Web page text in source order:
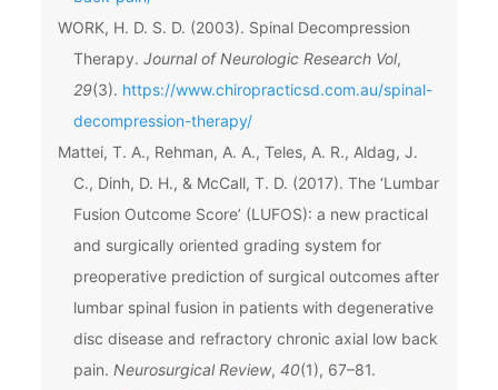
WORK, H. D. S. D. (2003). Spinal Decompression
Therapy. Journal of Neurologic Research Vol,
29(3). https://www.chiropracticsd.com.au/spinal-
decompression-therapy/
Mattei, T. A., Rehman, A. A., Teles, A. R., Aldag, J.
C., Dinh, D. H., & McCall, T. D. (2017). The ‘Lumbar
Fusion Outcome Score’ (LUFOS): a new practical
and surgically oriented grading system for
preoperative prediction of surgical outcomes after
lumbar spinal fusion in patients with degenerative
disc disease and refractory chronic axial low back
pain. Neurosurgical Review, 40(1), 67–81.